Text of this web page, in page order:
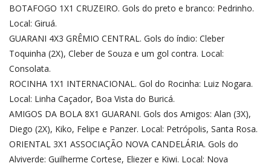
BOTAFOGO 1X1 CRUZEIRO. Gols do preto e branco: Pedrinho.
Local: Giruá.
GUARANI 4X3 GRÊMIO CENTRAL. Gols do índio: Cleber
Toquinha (2X), Cleber de Souza e um gol contra. Local:
Consolata.
ROCINHA 1X1 INTERNACIONAL. Gol do Rocinha: Luiz Nogara.
Local: Linha Caçador, Boa Vista do Buricá.
AMIGOS DA BOLA 8X1 GUARANI. Gols dos Amigos: Alan (3X),
Diego (2X), Kiko, Felipe e Panzer. Local: Petrópolis, Santa Rosa.
ORIENTAL 3X1 ASSOCIAÇÃO NOVA CANDELÁRIA. Gols do
Alviverde: Guilherme Cortese, Eliezer e Kiwi. Local: Nova